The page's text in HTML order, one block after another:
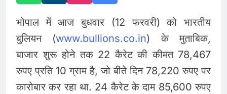
भोपाल में आज बुधवार (12 फरवरी) को भारतीय
बुलियन (www.bullions.co.in) के मुताबिक,
बाजार शुरू होने तक 22 कैरेट की कीमत 78,467
रुपए प्रति 10 ग्राम है, जो बीते दिन 78,220 रुपए पर
कारोबार कर रहा था. 24 कैरेट के दाम 85,600 रुपए